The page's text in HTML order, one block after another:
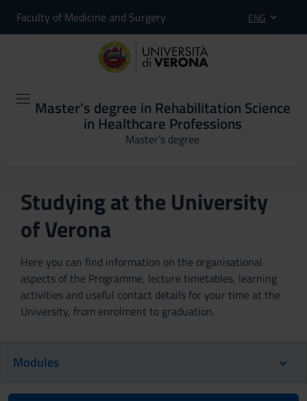
Faculty of Medicine and Surgery ENG
Master's degree in Rehabilitation Science
in Healthcare Professions
Master’s degree
Studying at the University
of Verona
Here you can find information on the organisational
aspects of the Programme, lecture timetables, learning
activities and useful contact details for your time at the
University, from enrolment to graduation.
Modules